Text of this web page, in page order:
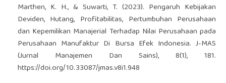
Marthen, K. H., & Suwarti, T. (2023). Pengaruh Kebijakan
Deviden, Hutang, Profitabilitas, Pertumbuhan Perusahaan
dan Kepemilikan Manajerial Terhadap Nilai Perusahaan pada
Perusahaan Manufaktur Di Bursa Efek Indonesia. J-MAS
(Jurnal Manajemen Dan Sains), 8(1), 181.
https://doi.org/10.33087/jmas.v8i1.948